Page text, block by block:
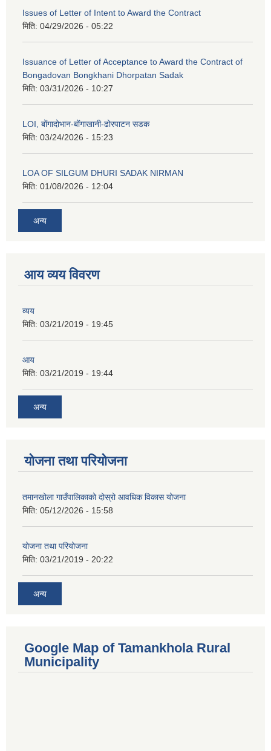
Issues of Letter of Intent to Award the Contract
मिति: 04/29/2026 - 05:22
Issuance of Letter of Acceptance to Award the Contract of
Bongadovan Bongkhani Dhorpatan Sadak
मिति: 03/31/2026 - 10:27
LOI, बोंगादोभान-बोंगाखानी-ढोरपाटन सडक
मिति: 03/24/2026 - 15:23
LOA OF SILGUM DHURI SADAK NIRMAN
मिति: 01/08/2026 - 12:04
अन्य
आय व्यय विवरण
व्यय
मिति: 03/21/2019 - 19:45
आय
मिति: 03/21/2019 - 19:44
अन्य
योजना तथा परियोजना
तमानखोला गाउँपालिकाको दोस्रो आवधिक विकास योजना
मिति: 05/12/2026 - 15:58
योजना तथा परियोजना
मिति: 03/21/2019 - 20:22
अन्य
Google Map of Tamankhola Rural
Municipality